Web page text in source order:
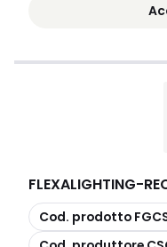
FLEXALIGHTING-
copia
Cod. prodotto
copia